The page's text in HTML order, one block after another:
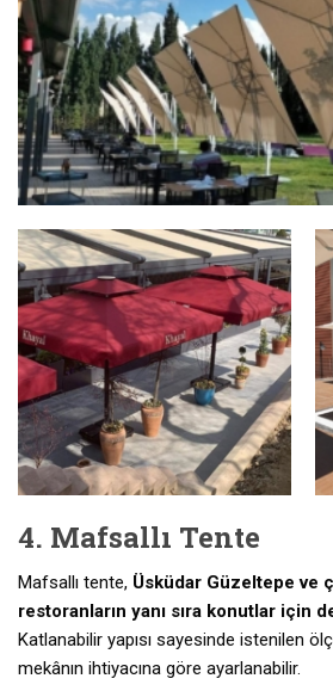
4. Mafsallı Tente
Mafsallı tente, Üsküdar Güzeltepe ve
restoranların yanı sıra konutlar için
Katlanabilir yapısı sayesinde istenilen
mekânın ihtiyacına göre ayarlanabilir.